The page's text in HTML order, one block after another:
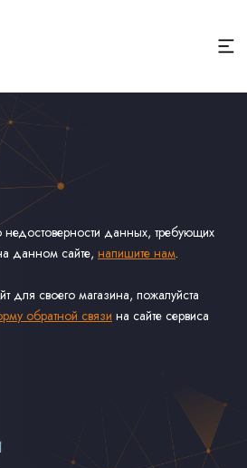
недостоверности данных, требующих
данном сайте, напишите нам.
для своего магазина, пожалуйста
обратной связи на сайте сервиса